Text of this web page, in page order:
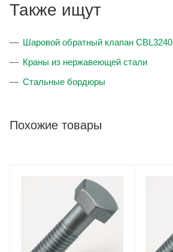
Также ищут
Шаровой обратный клапан CBL3240
Краны из нержавеющей стали
Стальные бордюры
Похожие товары